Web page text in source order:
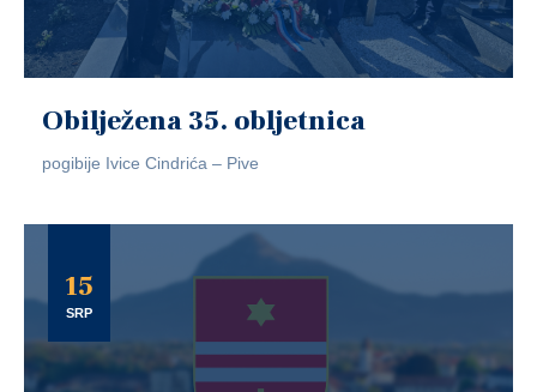
Obilježena 35. obljetnica
pogibije Ivice Cindrića – Pive
15
SRP